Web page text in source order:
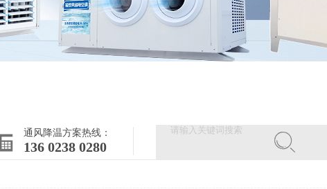
通风降温方案热线：
136 0238 0280